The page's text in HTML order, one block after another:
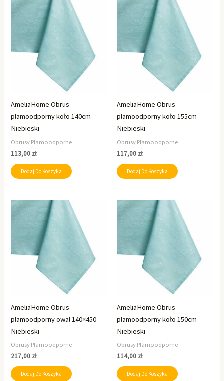
AmeliaHome Obrus
plamoodporny koło 140cm
Niebieski
Obrusy Plamoodporne
113,00 zł
Dodaj Do Koszyka
AmeliaHome Obrus
plamoodporny koło 155cm
Niebieski
Obrusy Plamoodporne
117,00 zł
Dodaj Do Koszyka
AmeliaHome Obrus
plamoodporny owal 140×450
Niebieski
Obrusy Plamoodporne
217,00 zł
Dodaj Do Koszyka
AmeliaHome Obrus
plamoodporny koło 150cm
Niebieski
Obrusy Plamoodporne
114,00 zł
Dodaj Do Koszyka